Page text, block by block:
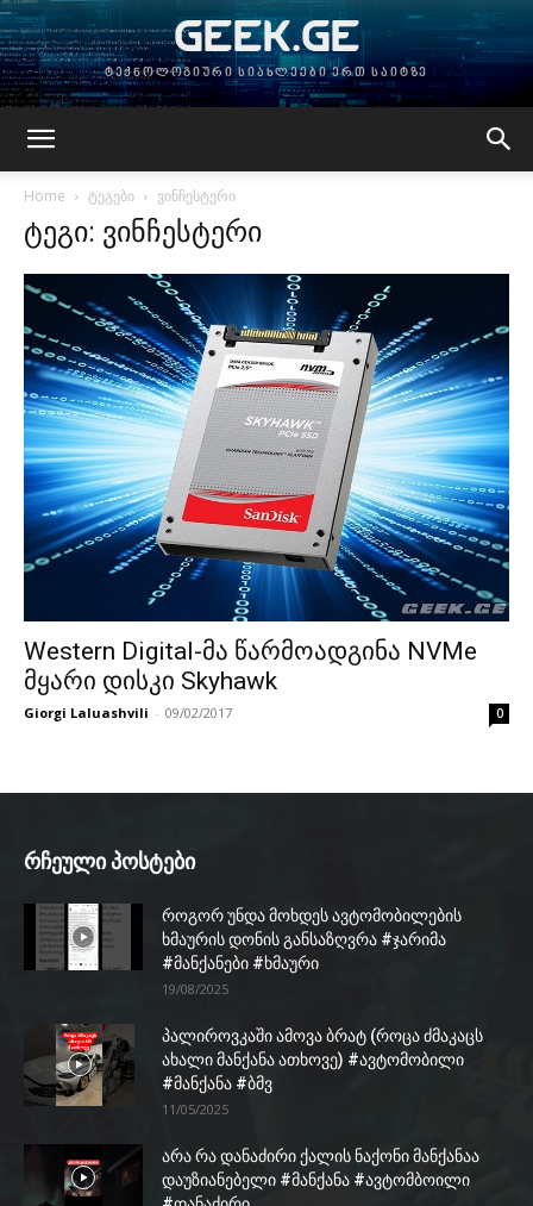
GEEK.GE
ტექნოლოგიური სიახლეები ერთ საიტზე
Home ტეგები ვინჩესტერი
ტეგი: ვინჩესტერი
Western Digital-მა წარმოადგინა NVMe
მყარი დისკი Skyhawk
Giorgi Laluashvili - 09/02/2017 0
რჩეული პოსტები
როგორ უნდა მოხდეს ავტომობილების
ხმაურის დონის განსაზღვრა #ჯარიმა
#მანქანები #ხმაური
19/08/2025
პალიროვკაში ამოვა ბრატ (როცა ძმაკაცს
ახალი მანქანა ათხოვე) #ავტომობილი
#მანქანა #ბმვ
11/05/2025
არა რა დანაძირი ქალის ნაქონი მანქანაა
დაუზიანებელი #მანქანა #ავტომბოილი